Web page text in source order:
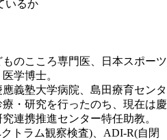
いるか
のこころ専門医、日本スポーツ
学博士。
義塾大学病院、島田療育センタ
・研究を行ったのち、現在は慶
連携推進センター特任助教。
トラム観察検査)、ADI-R(自閉